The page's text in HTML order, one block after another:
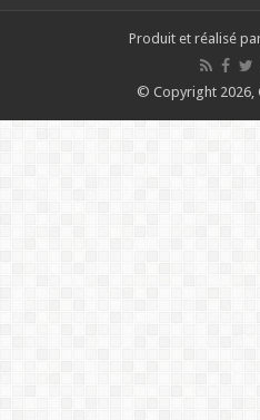
Produit et réalisé
© Copyright 2026,